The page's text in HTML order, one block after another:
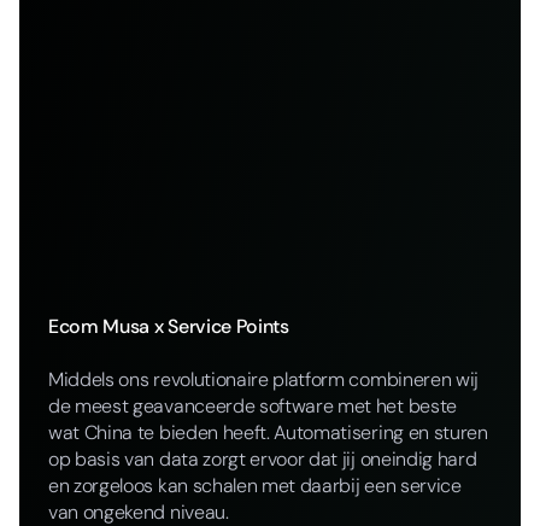
Ecom Musa x Service Points
Middels ons revolutionaire platform combineren wij
de meest geavanceerde software met het beste
wat China te bieden heeft. Automatisering en sturen
op basis van data zorgt ervoor dat jij oneindig hard
en zorgeloos kan schalen met daarbij een service
van ongekend niveau.